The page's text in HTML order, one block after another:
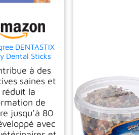
DENTASTIX
Dental Sticks
Chiens de
Taille, 56
au Poulet
et bœuf
à des
saines et
réduit la
de
jusqu’à 80
avec